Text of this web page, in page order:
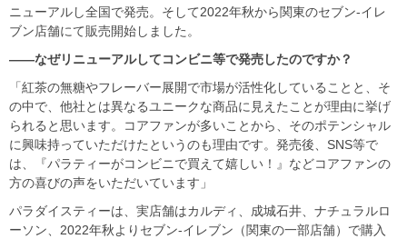
ニューアルし全国で発売。そして2022年秋から関東のセブン-イレ
ブン店舗にて販売開始しました。
――なぜリニューアルしてコンビニ等で発売したのですか？
「紅茶の無糖やフレーバー展開で市場が活性化していることと、そ
の中で、他社とは異なるユニークな商品に見えたことが理由に挙げ
られると思います。コアファンが多いことから、そのポテンシャル
に興味持っていただけたというのも理由です。発売後、SNS等で
は、『パラティーがコンビニで買えて嬉しい！』などコアファンの
方の喜びの声をいただいています」
パラダイスティーは、実店舗はカルディ、成城石井、ナチュラルロ
ーソン、2022年秋よりセブン-イレブン（関東の一部店舗）で購入